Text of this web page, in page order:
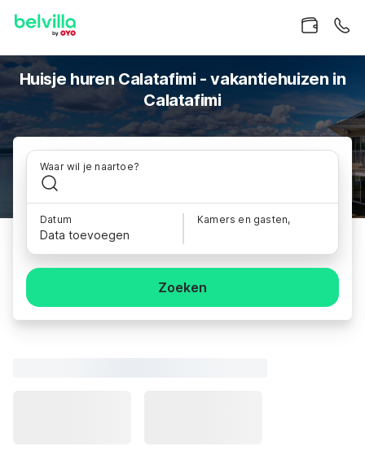
Huisje huren Calatafimi - vakantiehuizen in
Calatafimi
Waar wil je naartoe?
Datum
Data toevoegen
Kamers en gasten,
Zoeken